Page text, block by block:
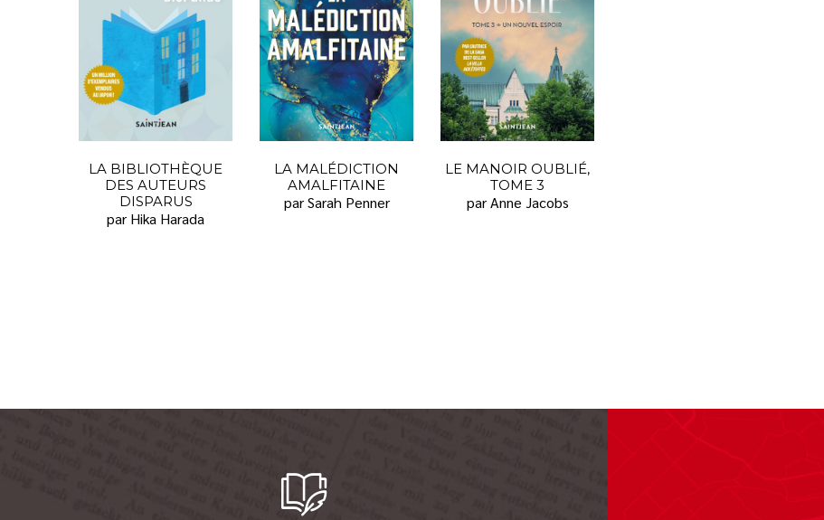
LA BIBLIOTHÈQUE
DES AUTEURS
DISPARUS
par Hika Harada
LA MALÉDICTION
AMALFITAINE
par Sarah Penner
LE MANOIR OUBLIÉ,
TOME 3
par Anne Jacobs